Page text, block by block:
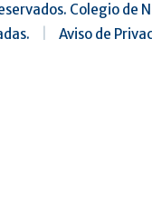
Colegio
Aviso de